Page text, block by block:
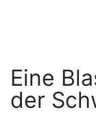
Eine
der